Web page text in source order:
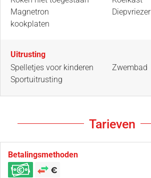
Magnetron
kookplaten
Diepvriezer
Uitrusting
Spelletjes voor kinderen
Sportuitrusting
Zwembad
Tarieven
Betalingsmethoden